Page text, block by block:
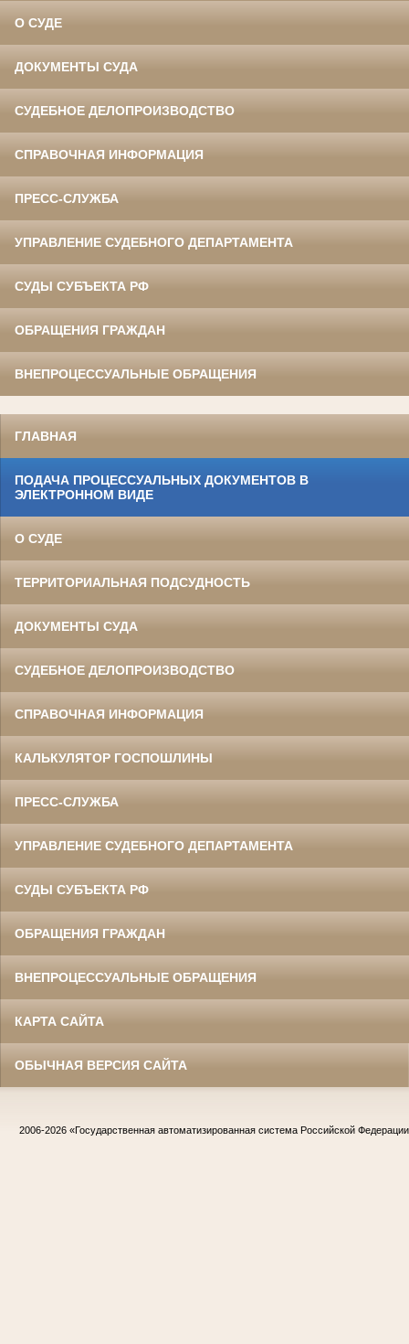
О СУДЕ
ДОКУМЕНТЫ СУДА
СУДЕБНОЕ ДЕЛОПРОИЗВОДСТВО
СПРАВОЧНАЯ ИНФОРМАЦИЯ
ПРЕСС-СЛУЖБА
УПРАВЛЕНИЕ СУДЕБНОГО ДЕПАРТАМЕНТА
СУДЫ СУБЪЕКТА РФ
ОБРАЩЕНИЯ ГРАЖДАН
ВНЕПРОЦЕССУАЛЬНЫЕ ОБРАЩЕНИЯ
ГЛАВНАЯ
ПОДАЧА ПРОЦЕССУАЛЬНЫХ ДОКУМЕНТОВ В
ЭЛЕКТРОННОМ ВИДЕ
О СУДЕ
ТЕРРИТОРИАЛЬНАЯ ПОДСУДНОСТЬ
ДОКУМЕНТЫ СУДА
СУДЕБНОЕ ДЕЛОПРОИЗВОДСТВО
СПРАВОЧНАЯ ИНФОРМАЦИЯ
КАЛЬКУЛЯТОР ГОСПОШЛИНЫ
ПРЕСС-СЛУЖБА
УПРАВЛЕНИЕ СУДЕБНОГО ДЕПАРТАМЕНТА
СУДЫ СУБЪЕКТА РФ
ОБРАЩЕНИЯ ГРАЖДАН
ВНЕПРОЦЕССУАЛЬНЫЕ ОБРАЩЕНИЯ
КАРТА САЙТА
ОБЫЧНАЯ ВЕРСИЯ САЙТА
2006-2026 «Государственная автоматизированная система Российской